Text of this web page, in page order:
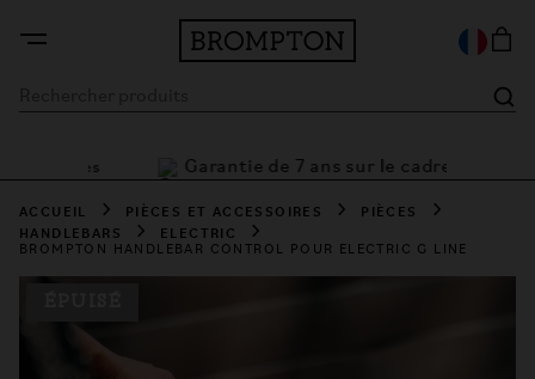
Garantie de 7 ans sur le cadre
ACCUEIL PIÈCES ET ACCESSOIRES
PIÈCES
HANDLEBARS
ELECTRIC
BROMPTON HANDLEBAR CONTROL POUR ELECTRIC G LINE